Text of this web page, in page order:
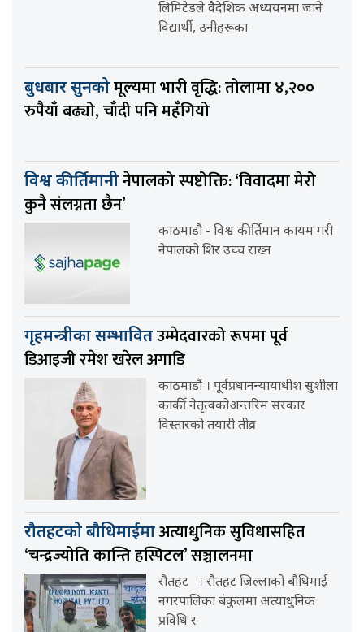
लिमिटेडले वैदेशिक अध्ययनमा जाने
विद्यार्थी, उनीहरूका
बुधबार सुनकोमूल्यमा भारी वृद्धि: तोलामा ४,२००
रुपैयाँ बढ्यो, चाँदी पनि महँगियो
विश्व कीर्तिमानीनेपालको स्पष्टोक्ति: ‘विवादमा मेरो
कुनै संलग्नता छैन’
काठमाडौ - विश्व कीर्तिमान कायम गरी
नेपालको शिर उच्च राख्न
गृहमन्त्रीका सम्भावितउम्मेदवारको रूपमा पूर्व
डिआइजी रमेश खरेल अगाडि
काठमाडौं । पूर्वप्रधानन्यायाधीश सुशीला
कार्की नेतृत्वकोअन्तरिम सरकार
विस्तारको तयारी तीव्र
रौतहटको बौधिमाईमाअत्याधुनिक सुविधासहित
‘चन्द्रज्योति कान्ति हस्पिटल’ सञ्चालनमा
रौतहट । रौतहट जिल्लाको बौधिमाई
नगरपालिका बंकुलमा अत्याधुनिक
प्रविधि र